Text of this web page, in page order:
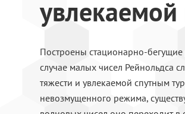
увлекаемой
Построены стационарно-
случае малых чисел Рейнольдса
тяжести и увлекаемой спутным
невозмущенного режима,